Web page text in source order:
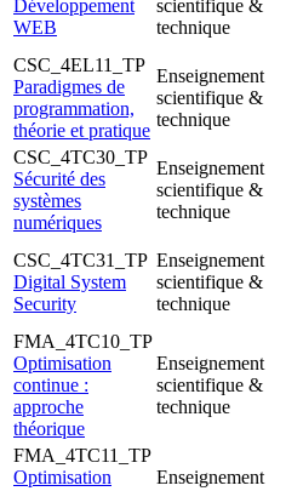
Développement
WEB
scientifique &
technique
CSC_4EL11_TP
Paradigmes de
programmation,
théorie et pratique
Enseignement
scientifique &
technique
CSC_4TC30_TP
Sécurité des
systèmes
numériques
Enseignement
scientifique &
technique
CSC_4TC31_TP
Digital System
Security
Enseignement
scientifique &
technique
FMA_4TC10_TP
Optimisation
continue :
approche
théorique
Enseignement
scientifique &
technique
FMA_4TC11_TP
Optimisation
Enseignement